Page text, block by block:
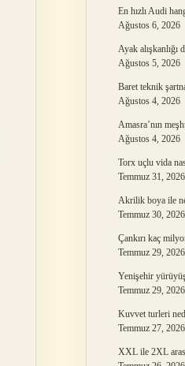
En hızlı Audi
Ağustos 6, 2026
Ayak alışkanlığı
Ağustos 5, 2026
Baret teknik
Ağustos 4, 2026
Amasra’nın
Ağustos 4, 2026
Torx uçlu vida
Temmuz 31, 2026
Akrilik boya ile
Temmuz 30, 2026
Çankırı kaç
Temmuz 29, 2026
Yenişehir
Temmuz 29, 2026
Kuvvet turleri
Temmuz 27, 2026
XXL ile 2XL